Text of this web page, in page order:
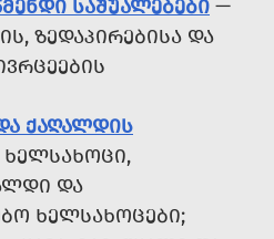
ᲡᲐᲨᲣᲐᲚᲔᲑᲔᲑᲘ —
ᲖᲔᲓᲐᲞᲘᲠᲔᲑᲘᲡᲐ ᲓᲐ
ᲥᲐᲦᲐᲚᲓᲘᲡ
ᲮᲔᲚᲡᲐᲮᲝᲪᲘ,
ᲓᲐ
ᲮᲔᲚᲡᲐᲮᲝᲪᲔᲑᲘ;